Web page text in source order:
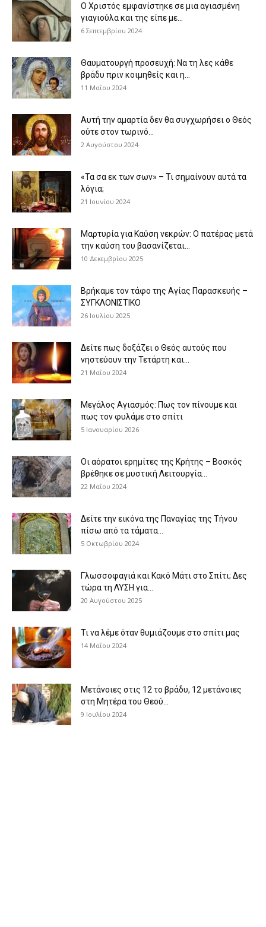
Ο Χριστός εμφανίστηκε σε μια αγιασμένη
γιαγιούλα και της είπε με...
6 Σεπτεμβρίου 2024
Θαυματουργή προσευχή: Να τη λες κάθε
βράδυ πριν κοιμηθείς και η...
11 Μαΐου 2024
Αυτή την αμαρτία δεν θα συγχωρήσει ο Θεός
ούτε στον τωρινό...
2 Αυγούστου 2024
«Τα σα εκ των σων» – Τι σημαίνουν αυτά τα
λόγια;
21 Ιουνίου 2024
Μαρτυρία για Καύση νεκρών: Ο πατέρας μετά
την καύση του βασανίζεται...
10 Δεκεμβρίου 2025
Βρήκαμε τον τάφο της Αγίας Παρασκευής –
ΣΥΓΚΛΟΝΙΣΤΙΚΟ
26 Ιουλίου 2025
Δείτε πως δοξάζει ο Θεός αυτούς που
νηστεύουν την Τετάρτη και...
21 Μαΐου 2024
Μεγάλος Αγιασμός: Πως τον πίνουμε και
πως τον φυλάμε στο σπίτι
5 Ιανουαρίου 2026
Οι αόρατοι ερημίτες της Κρήτης – Βοσκός
βρέθηκε σε μυστική Λειτουργία...
22 Μαΐου 2024
Δείτε την εικόνα της Παναγίας της Τήνου
πίσω από τα τάματα...
5 Οκτωβρίου 2024
Γλωσσοφαγιά και Κακό Μάτι στο Σπίτι; Δες
τώρα τη ΛΥΣΗ για...
20 Αυγούστου 2025
Τι να λέμε όταν θυμιάζουμε στο σπίτι μας
14 Μαΐου 2024
Μετάνοιες στις 12 το βράδυ, 12 μετάνοιες
στη Μητέρα του Θεού...
9 Ιουλίου 2024